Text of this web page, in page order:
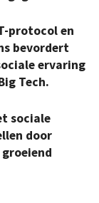
protocol en
bevordert
ervaring
Tech.
sociale
door